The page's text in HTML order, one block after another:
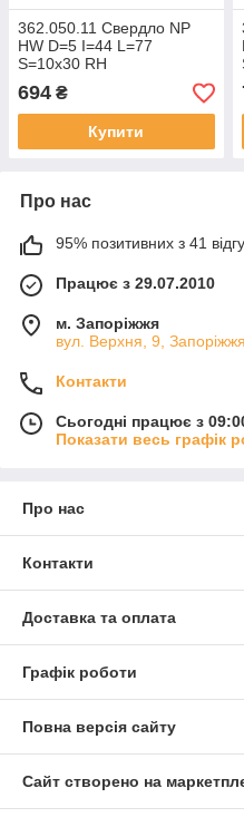
362.050.11 Свердло NP
HW D=5 I=44 L=77
S=10x30 RH
694 ₴
Купити
Про нас
95% позитивних з 41
Працює з 29.07.2010
м. Запоріжжя
вул. Верхня, 9,
Контакти
Сьогодні працює з
Показати весь графік
Про нас
Контакти
Доставка та оплата
Графік роботи
Повна версія сайту
Сайт створено на